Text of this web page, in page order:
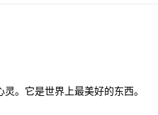
。它是世界上最美好的东西。